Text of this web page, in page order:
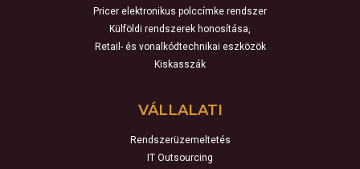
Pricer elektronikus polccímke rendszer
Külföldi rendszerek honosítása,
Retail- és vonalkódtechnikai eszközök
Kiskasszák
VÁLLALATI
Rendszerüzemeltetés
IT Outsourcing